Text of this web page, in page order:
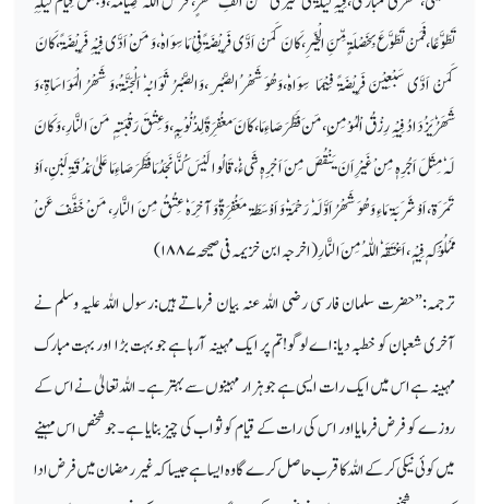
تَطَوَّعًا،فَمَنْ تَطَوَّعَ بِخَصْلَۃٍ مِّنَِ الْخَیْرِ،کَانَ کَمَنْ اَدَّی فَرِیْضَۃًفِیْ مَا سِوَاہٗ،وَ مَنْ اَدَّی فِیْہِ فَرِیْضَۃً،کَانَ
کَمَنْ اَدَّی سَبْعِیْنَ فَرِیْضَۃً فِیْمَا سِوَاہٗ،وَھُوَ شَھْر ُالصَّبْر ِ،وَالصَّبْرُ ثَوَابُہٗ اَلْجَنَّۃُ،وَ شَھْرُ الْمَوَاسَاۃِ،وَ
شَھَرُٗیَزُدَادُ فِیْہِ رِزْقُ اْلمُوْمِنِ،مَنَ فَطَّرَصَاءِمَا،کاَنَ َمغُفِرَۃً لِذُنُوْبِہٖ،وَعِتْقَ رَقْبَتِہٖ مَنَ النَّارِ،وَ کَانَ
لَہٗ مِثَلَ اَجُرِہٖ مِنْ غَیْرِ اَنَ یَنْقُصَ مِنَ اَجْرِہٖ شَیءُٗ، قَالُوا لَیْسَ کُنَّا نَجَدُ مَا فَطَّرَصَاءِمَا عَلیٰ مَذُقَۃِ لَبْنِ،اَوْ
تَمَرَۃ،اَوْ شَرَبَۃ مَاءِ وَھُوَ شَھْرُ اَوَّلَہٗ رَحْمَۃٗ وَ اَوْسَطَۃ مَغُفِرَۃُٗوَ آخِرَہٗ عِتُقُ مِنَ النَّارِ، مَنْ خَفَّفَ عَنْ
مَمْلُوْکِہٖ فِیْہٖ،اَعْتَقَہٗ اللّٰہُ مِنَ النَّارِ (اخرجہ ابن خزیمہ فی صحیحہ۱۸۸۷)
ترجمہ:”حضرت سلمان فارسی رضی اللہ عنہ بیان فرماتے ہیں:رسول اللہ علیہ وسلم نے
آخری شعبان کو خطبہ دیا:اے لوگو!تم پر ایک مہینہ آرہا ہے جو بہت بڑا اور بہت مبارک
مہینہ ہے اس میں ایک رات ایسی ہے جو ہزار مہینوں سے بہترہے۔ اللہ تعالیٰ نے اس کے
روزے کو فرض فرمایااور اس کی رات کے قیام کو ثواب کی چیز بنایا ہے۔جو شخص اس مہینے
میں کوئی نیکی کر کے اللہ کا قرب حاصل کرے گا وہ ایسا ہے جیسا کہ غیر رمضان میں فرض ادا